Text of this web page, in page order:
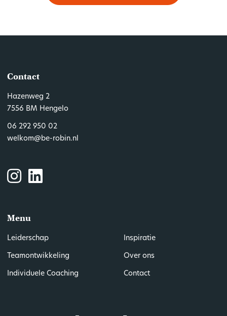
Contact
Hazenweg 2
7556 BM Hengelo
06 292 950 02
welkom@be-robin.nl
Menu
Leiderschap Inspiratie
Teamontwikkeling Over ons
Individuele Coaching Contact